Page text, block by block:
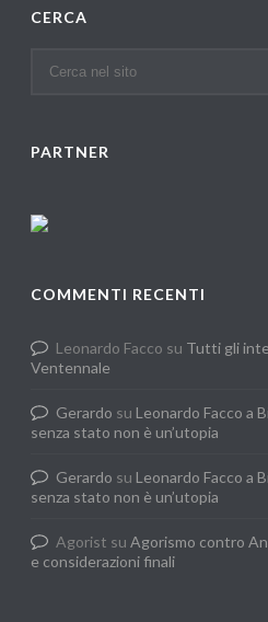
CERCA
PARTNER
COMMENTI RECENTI
Leonardo Facco su Tutti gli
Ventennale
Gerardo su Leonardo Facco a
senza stato non è un’utopia
Gerardo su Leonardo Facco a
senza stato non è un’utopia
Agorist suAgorismo contro
e considerazioni finali